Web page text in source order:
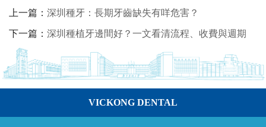
上一篇： 深圳種牙：長期牙齒缺失有咩危害？
下一篇： 深圳種植牙邊間好？一文看清流程、收費與週期
VICKONG DENTAL